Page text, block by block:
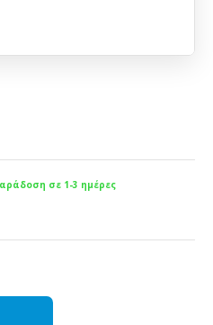
σε 1-3 ημέρες